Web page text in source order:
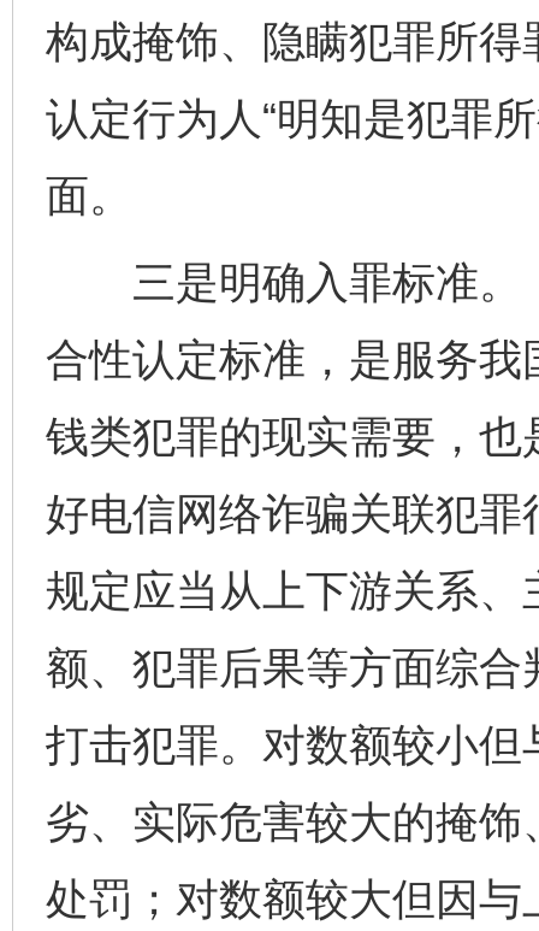
构成掩饰、隐瞒犯罪所
认定行为人“明知是犯罪
面。
三是明确入罪标准。
合性认定标准，是服务
钱类犯罪的现实需要，
好电信网络诈骗关联犯
规定应当从上下游关系
额、犯罪后果等方面综
打击犯罪。对数额较小
劣、实际危害较大的掩
处罚；对数额较大但因